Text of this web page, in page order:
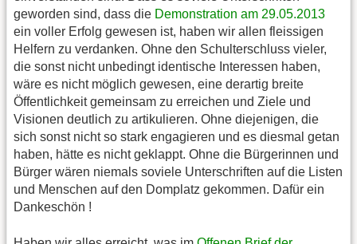
geworden sind, dass die Demonstration am 29.05.2013
ein voller Erfolg gewesen ist, haben wir allen fleissigen
Helfern zu verdanken. Ohne den Schulterschluss vieler,
die sonst nicht unbedingt identische Interessen haben,
wäre es nicht möglich gewesen, eine derartig breite
Öffentlichkeit gemeinsam zu erreichen und Ziele und
Visionen deutlich zu artikulieren. Ohne diejenigen, die
sich sonst nicht so stark engagieren und es diesmal getan
haben, hätte es nicht geklappt. Ohne die Bürgerinnen und
Bürger wären niemals soviele Unterschriften auf die Listen
und Menschen auf den Domplatz gekommen. Dafür ein
Dankeschön !